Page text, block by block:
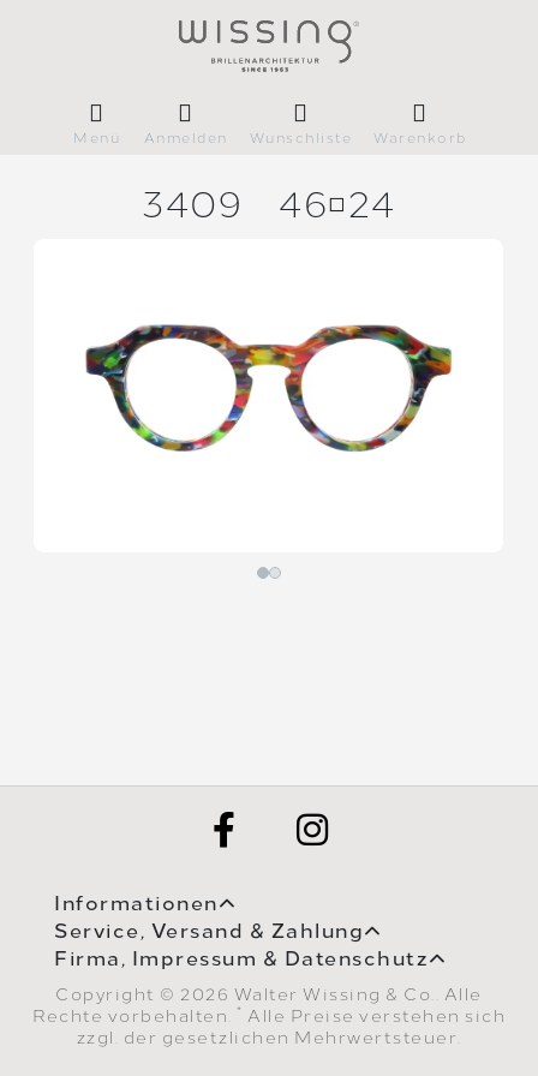
Menü Anmelden Wunschliste Warenkorb
3409 4624
Informationen
Service, Versand & Zahlung
Firma, Impressum & Datenschutz
Copyright © 2026 Walter Wissing & Co.. Alle
Rechte vorbehalten.
* Alle Preise verstehen sich
zzgl. der gesetzlichen Mehrwertsteuer.